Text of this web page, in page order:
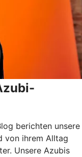
berichten unsere
von ihrem Alltag
Unsere Azubis